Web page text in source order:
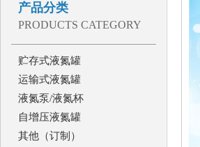
产品分类
PRODUCTS CATEGORY
贮存式液氮罐
运输式液氮罐
液氮泵/液氮杯
自增压液氮罐
其他（订制）